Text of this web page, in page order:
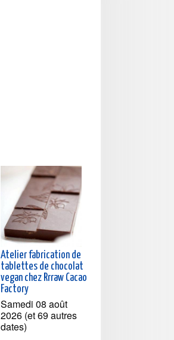
Atelier fabrication de
tablettes de chocolat
vegan chez Rrraw Cacao
Factory
Samedi 08 août
2026 (et 69 autres
dates)